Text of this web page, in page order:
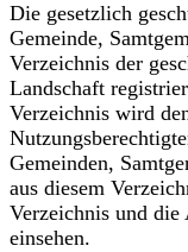
Die gesetzlich
Gemeinde,
Verzeichnis der
Landschaft
Verzeichnis wird
Gemeinden,
aus diesem
Verzeichnis und
einsehen.